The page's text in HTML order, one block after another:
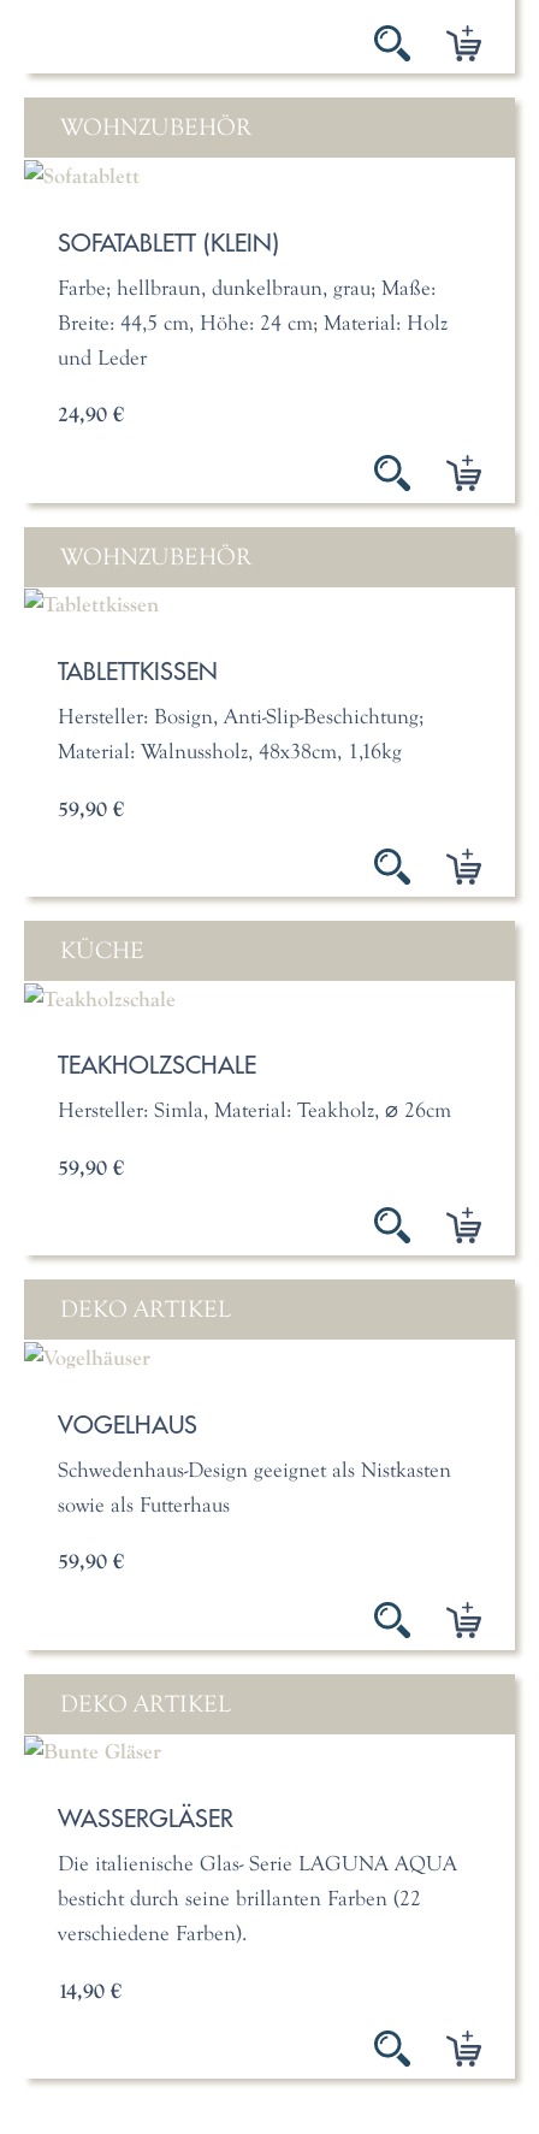
WOHNZUBEHÖR
SOFATABLETT (KLEIN)
Farbe; hellbraun, dunkelbraun, grau; Maße:
Breite: 44,5 cm, Höhe: 24 cm; Material: Holz
und Leder
24,90 €
WOHNZUBEHÖR
TABLETTKISSEN
Hersteller: Bosign, Anti-Slip-Beschichtung;
Material: Walnussholz, 48x38cm, 1,16kg
59,90 €
KÜCHE
TEAKHOLZSCHALE
Hersteller: Simla, Material: Teakholz, ⌀ 26cm
59,90 €
DEKO ARTIKEL
VOGELHAUS
Schwedenhaus-Design geeignet als Nistkasten
sowie als Futterhaus
59,90 €
DEKO ARTIKEL
WASSERGLÄSER
Die italienische Glas- Serie LAGUNA AQUA
besticht durch seine brillanten Farben (22
verschiedene Farben).
14,90 €